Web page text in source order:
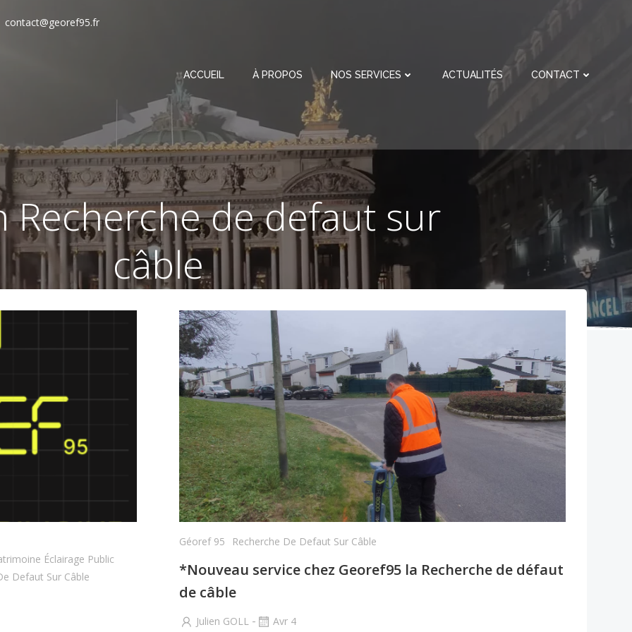
contact@georef95.fr
ACCUEIL À PROPOS NOS SERVICES ACTUALITÉS CONTACT
Recherche de defaut sur
câble
Éclairage Public
Defaut Sur Câble
Géoref 95 Recherche De Defaut Sur Câble
*Nouveau service chez Georef95 la Recherche de défaut
de câble
Julien GOLL - Avr 4